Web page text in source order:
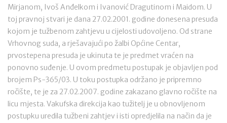
Mirjanom, Ivoš Anđelkom i Ivanović Dragutinom i Maidom. U
toj pravnoj stvari je dana 27.02.2001. godine donesena presuda
kojom je tužbenom zahtjevu u cijelosti udovoljeno. Od strane
Vrhovnog suda, a rješavajući po žalbi Općine Centar,
prvostepena presuda je ukinuta te je predmet vraćen na
ponovno suđenje. U ovom predmetu postupak je objavljen pod
brojem Ps-365/03. U toku postupka održano je pripremno
ročište, te je za 27.02.2007. godine zakazano glavno ročište na
licu mjesta. Vakufska direkcija kao tužitelj je u obnovljenom
postupku uredila tužbeni zahtjev i isti opredjelila na način da je